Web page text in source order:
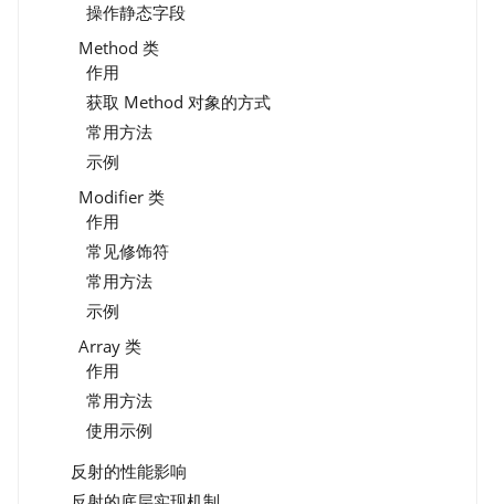
操作静态字段
Method 类
作用
获取 Method 对象的方式
常用方法
示例
Modifier 类
作用
常见修饰符
常用方法
示例
Array 类
作用
常用方法
使用示例
反射的性能影响